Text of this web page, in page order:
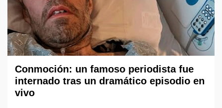
Conmoción: un famoso periodista fue
internado tras un dramático episodio en
vivo